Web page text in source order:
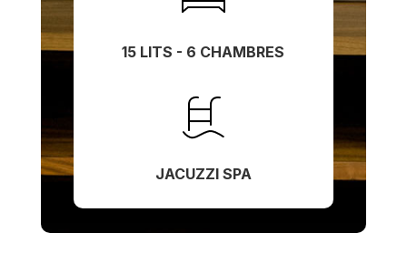
15 LITS - 6 CHAMBRES
JACUZZI SPA